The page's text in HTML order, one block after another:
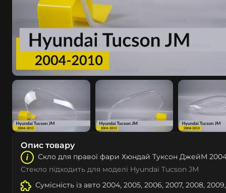
Опис товару
Скло для правої фари Хюндай Туксон ДжейМ
Стекло підходить для моделі Hyundai Tucson JM
Сумісність із авто 2004, 2005, 2006, 2007, 2008,